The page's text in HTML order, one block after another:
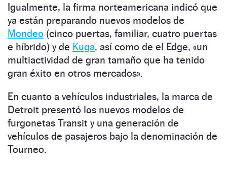
Igualmente, la firma norteamericana indicó que
ya están preparando nuevos modelos de
Mondeo (cinco puertas, familiar, cuatro puertas
e híbrido) y de Kuga, así como de el Edge, «un
multiactividad de gran tamaño que ha tenido
gran éxito en otros mercados».
En cuanto a vehículos industriales, la marca de
Detroit presentó los nuevos modelos de
furgonetas Transit y una generación de
vehículos de pasajeros bajo la denominación de
Tourneo.